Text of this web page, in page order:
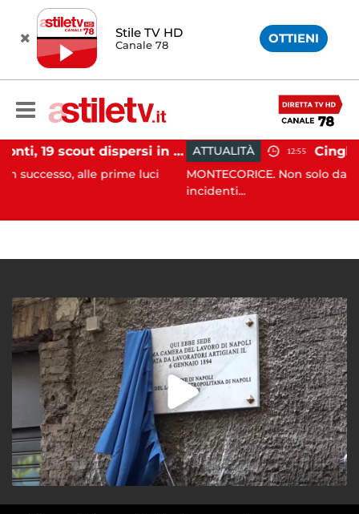
Stile TV HD
Canale 78 OTTIENI
Tramonti, 19 scout dispersi in montagna salvati dai vigili del fuoco
alle prime luci
ATTUALITÀ 12:55
MONTECORICE. Non solo danni alle